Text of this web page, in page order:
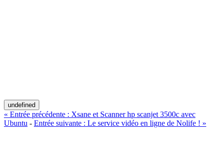
undefined
« Entrée précédente : Xsane et Scanner hp scanjet 3500c avec
Ubuntu - Entrée suivante : Le service vidéo en ligne de Nolife ! »